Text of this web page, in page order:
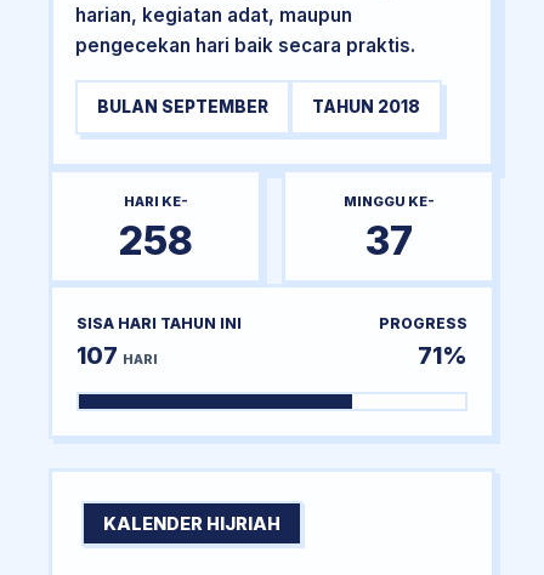
harian, kegiatan adat, maupun
pengecekan hari baik secara praktis.
BULAN SEPTEMBER TAHUN 2018
HARI KE-
258
MINGGU KE-
37
SISA HARI TAHUN INI
107 HARI
PROGRESS
71%
KALENDER HIJRIAH